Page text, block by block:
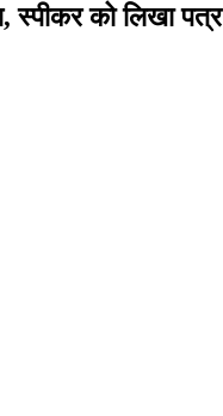
स्पीकर को लिखा पत्र